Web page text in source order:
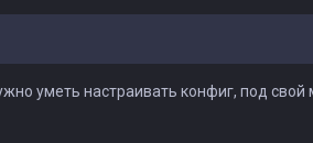
уметь настраивать конфиг, под свой